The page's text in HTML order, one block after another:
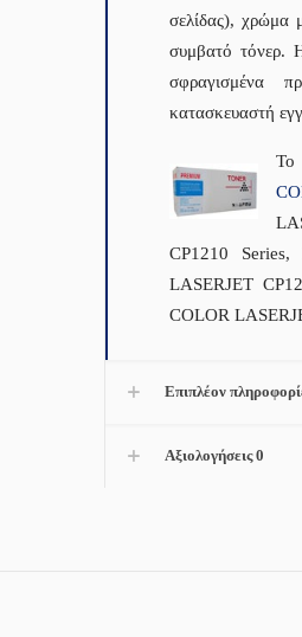
σελίδας), χρώμα
συμβατό τόνερ.
σφραγισμένα
κατασκευαστή
Το
CP1210
LASERJET
COLOR
Επιπλέον
Αξιολογήσεις0